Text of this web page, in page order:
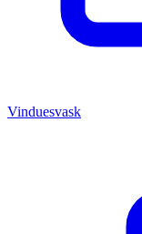
Vinduesvask